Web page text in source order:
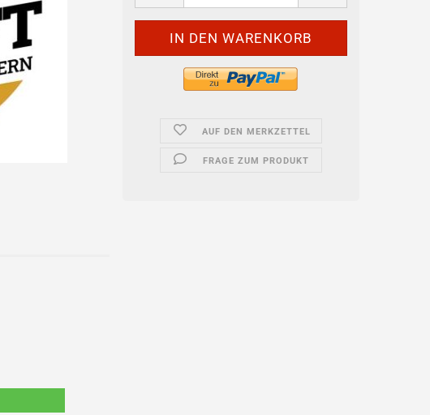
AUF DEN MERKZETTEL
FRAGE ZUM PRODUKT